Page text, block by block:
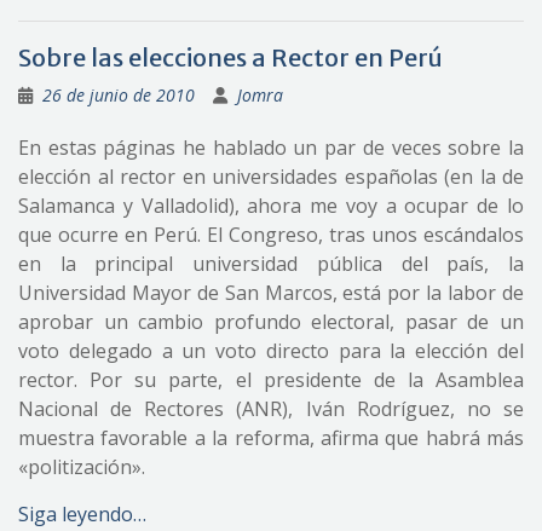
Sobre las elecciones a Rector en Perú
26 de junio de 2010 Jomra
En estas páginas he hablado un par de veces sobre la
elección al rector en universidades españolas (en la de
Salamanca y Valladolid), ahora me voy a ocupar de lo
que ocurre en Perú. El Congreso, tras unos escándalos
en la principal universidad pública del país, la
Universidad Mayor de San Marcos, está por la labor de
aprobar un cambio profundo electoral, pasar de un
voto delegado a un voto directo para la elección del
rector. Por su parte, el presidente de la Asamblea
Nacional de Rectores (ANR), Iván Rodríguez, no se
muestra favorable a la reforma, afirma que habrá más
«politización».
Siga leyendo…